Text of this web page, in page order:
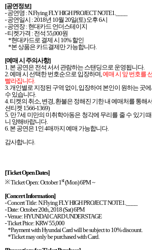
[공연정보]
-공연명 :N.Flying FLY HIGH PROJECT NOTE1.____
-공연일시 : 2018년 10월 20일(토)오후6시
-공연장: 현대카드 언더스테이지
-티켓가격 : 전석 55,000원
*현대카드로 결제 시 10%할인
*본 상품은 카드결제만 가능합니다.
[예매 시 주의사항]
1.본 공연은 전석 서서 관람하는 스탠딩으로 운영됩니다.
2.예매 시 선택한 번호순으로 입장하며,예매 시 앞 번호를
빨라집니다.
3.개인별로 지정된 구역 없이,입장하여 본인이 원하는 곳
수 있습니다.
4.티켓의 취소,변경,환불은 정해진 기한 내 예매처를 통해
션티켓 1566-1369)
5. 만7세 미만의 미취학아동은 청각에 무리를 줄 수 있기
니 양해바랍니다.
6.본 공연은 1인 4매까지 예매 가능합니다.
감사합니다.
[Ticket Open Dates]
※Ticket Open: October 1st(Mon) 6PM ~
[Concert Information]
- Concert Title:N.Flying FLY HIGH PROJECT NOTE1.____
- Date: October 20th, 2018 (Sat) 6PM
- Venue: HYUNDAI CARD UNDERSTAGE
- Ticket Price: KRW 55,000
*Payment with Hyundai Card will be subject to 10% discount.
*Ticket may only be purchased with Card.